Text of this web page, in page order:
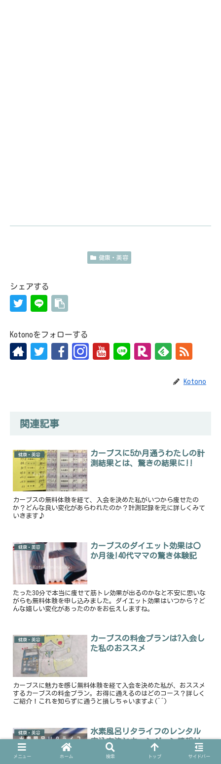
健康・美容
シェアする
Kotonoをフォローする
Kotono
関連記事
健康・美容
カーブスに5か月通うわたしの計
測結果とは、驚きの結果に!!
カーブスの無料体験を経て、入会を決めた私がいつから痩せたの
か？どんな良い変化があらわれたのか？計測記録を元に詳しくみて
いきます♪
健康・美容
カーブスのダイエット効果は〇
か月後!40代ママの驚き体験記
たった30分で本当に痩せて筋トレ効果が出るのかなと不安に思いな
がらも無料体験を申し込みました。ダイエット効果はいつから？ど
んな嬉しい変化があったのかをお伝えしますね。
健康・美容
カーブスの料金プランは?入会し
た私のおススメ
カーブスに魅力を感じ無料体験を経て入会を決めた私が、おススメ
するカーブスの料金プラン。お得に通えるのはどのコース？詳しく
ご紹介！これを知らずに通うと損しちゃいますよ(^^)
健康・美容
水素風呂リタライフのレンタル
申込方法とキャンペーン情報!!
&解約手続き
メニュー ホーム 検索 トップ サイドバー